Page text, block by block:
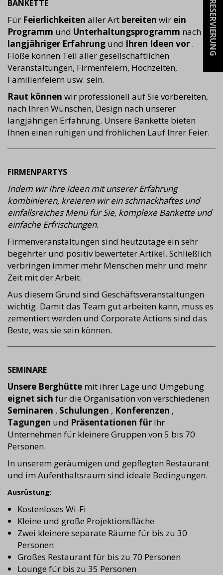
RESERVIERUNG
BANKETTE
Für Feierlichkeiten aller Art bereiten wir ein
Programm und Unterhaltungsprogramm nach
langjähriger Erfahrung und Ihren Ideen vor .
Flöße können Teil aller gesellschaftlichen
Veranstaltungen, Firmenfeiern, Hochzeiten,
Familienfeiern usw. sein.
Raut können wir professionell auf Sie vorbereiten,
nach Ihren Wünschen, Design nach unserer
langjährigen Erfahrung. Unsere Bankette bieten
Ihnen einen ruhigen und fröhlichen Lauf Ihrer Feier.
FIRMENPARTYS
Indem wir Ihre Ideen mit unserer Erfahrung
kombinieren, kreieren wir ein schmackhaftes und
einfallsreiches Menü für Sie, komplexe Bankette und
einfache Erfrischungen.
Firmenveranstaltungen sind heutzutage ein sehr
begehrter und positiv bewerteter Artikel. Schließlich
verbringen immer mehr Menschen mehr und mehr
Zeit mit der Arbeit.
Aus diesem Grund sind Geschäftsveranstaltungen
wichtig. Damit das Team gut arbeiten kann, muss es
zementiert werden und Corporate Actions sind das
Beste, was sie sein können.
SEMINARE
Unsere Berghütte mit ihrer Lage und Umgebung
eignet sich für die Organisation von verschiedenen
Seminaren , Schulungen , Konferenzen ,
Tagungen und Präsentationen für Ihr
Unternehmen für kleinere Gruppen von 5 bis 70
Personen.
In unserem geräumigen und gepflegten Restaurant
und im Aufenthaltsraum sind ideale Bedingungen.
Ausrüstung:
Kostenloses Wi-Fi
Kleine und große Projektionsfläche
Zwei kleinere separate Räume für bis zu 30
Personen
Großes Restaurant für bis zu 70 Personen
Lounge für bis zu 35 Personen